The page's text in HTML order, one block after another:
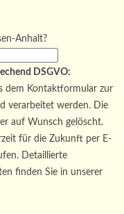
Anhalt?
DSGVO:
dem Kontaktformular zur
verarbeitet werden. Die
auf Wunsch gelöscht.
für die Zukunft per E-
Detaillierte
finden Sie in unserer